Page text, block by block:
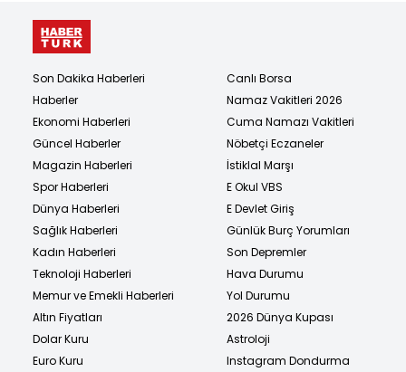
Son Dakika Haberleri
Haberler
Ekonomi Haberleri
Güncel Haberler
Magazin Haberleri
Spor Haberleri
Dünya Haberleri
Sağlık Haberleri
Kadın Haberleri
Teknoloji Haberleri
Memur ve Emekli Haberleri
Altın Fiyatları
Dolar Kuru
Euro Kuru
Canlı Borsa
Namaz Vakitleri 2026
Cuma Namazı Vakitleri
Nöbetçi Eczaneler
İstiklal Marşı
E Okul VBS
E Devlet Giriş
Günlük Burç Yorumları
Son Depremler
Hava Durumu
Yol Durumu
2026 Dünya Kupası
Astroloji
Instagram Dondurma